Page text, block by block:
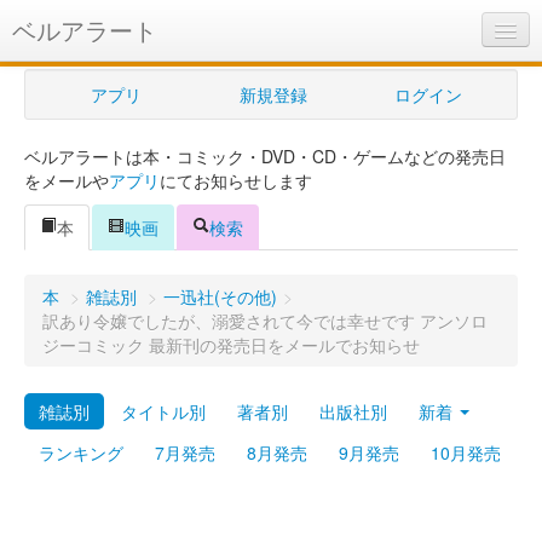
ベルアラート
ベルアラートとは
ヘルプ
新規登録
ログイン
購入管理
プレミアム
アプリ 新規登録 ログイン
ベルアラートは本・コミック・DVD・CD・ゲームなどの発売日
をメールやアプリ にてお知らせします
本
映画 検索
本 > 雑誌別 > 一迅社(その他) >
訳あり令嬢でしたが、溺愛されて今では幸せです アンソロ
ジーコミック 最新刊の発売日をメールでお知らせ
雑誌別 タイトル別 著者別 出版社別
新着
ランキング
7月発売 8月発売 9月発売 10月発売